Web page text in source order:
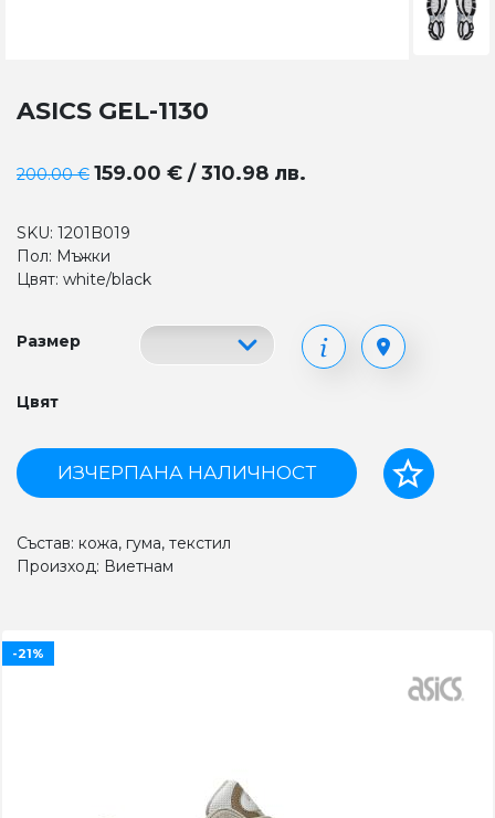
ASICS GEL-1130
200.00 € 159.00 € / 310.98 лв.
SKU: 1201B019
Пол: Мъжки
Цвят: white/black
Размер
Цвят
ИЗЧЕРПАНА НАЛИЧНОСТ
Състав: кожа, гума, текстил
Произход: Виетнам
-21%